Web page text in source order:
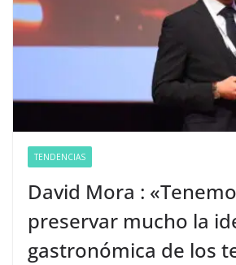
TENDENCIAS
David Mora :
preservar mucho la
gastronómica de los